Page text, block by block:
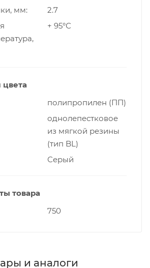
мм
2.7
+ 95°С
полипропилен (ПП)
однолепестковое
из мягкой резины
(тип BL)
Серый
товара
750
и аналоги